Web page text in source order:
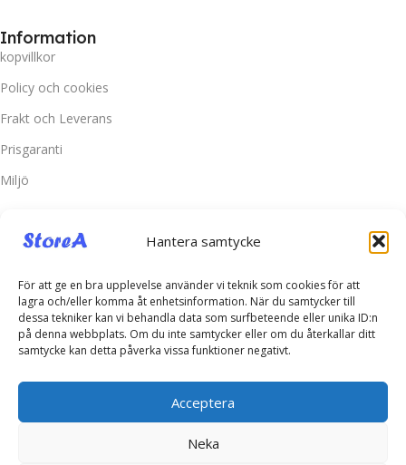
Hantera samtycke
För att ge en bra upplevelse använder vi teknik som cookies för att
lagra och/eller komma åt enhetsinformation. När du samtycker till
dessa tekniker kan vi behandla data som surfbeteende eller unika ID:n
på denna webbplats. Om du inte samtycker eller om du återkallar ditt
samtycke kan detta påverka vissa funktioner negativt.
Acceptera
Neka
Information
kopvillkor
Policy och cookies
Frakt och Leverans
Prisgaranti
Miljö
Kundtjänst
Kontakta oss
Retur & Reklamation
Vanliga frågor
Inloggning
Kontakta oss